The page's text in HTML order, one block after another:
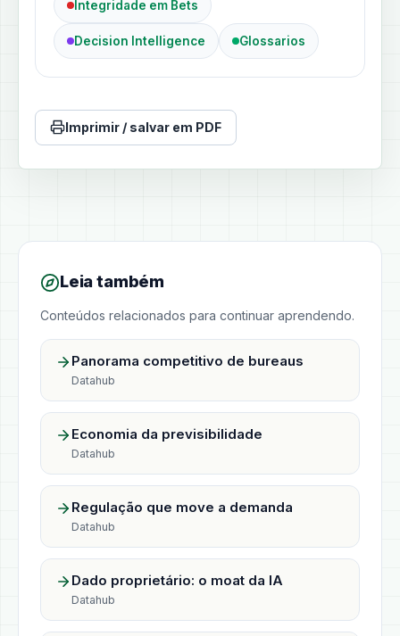
Integridade em Bets
Decision Intelligence Glossarios
Imprimir / salvar em PDF
Leia também
Conteúdos relacionados para continuar aprendendo.
Panorama competitivo de bureaus
Datahub
Economia da previsibilidade
Datahub
Regulação que move a demanda
Datahub
Dado proprietário: o moat da IA
Datahub